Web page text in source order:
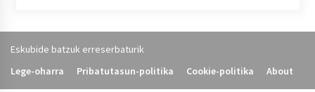
Eskubide batzuk erreserbaturik
Lege-oharra
Pribatutasun-politika Cookie-politika About